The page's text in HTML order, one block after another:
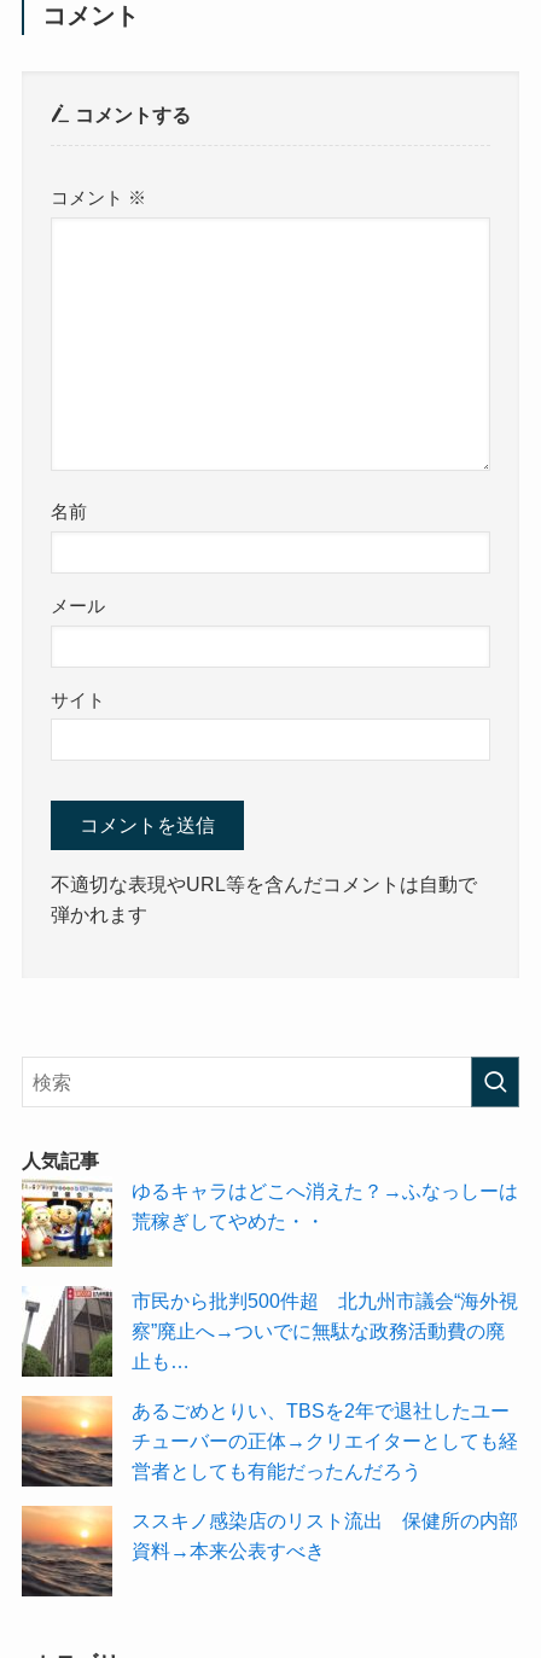
コメント
コメントする
コメント ※
名前
メール
サイト
不適切な表現やURL等を含んだコメントは自動で
弾かれます
人気記事
ゆるキャラはどこへ消えた？→ふなっしーは
荒稼ぎしてやめた・・
市民から批判500件超 北九州市議会“海外視
察”廃止へ→ついでに無駄な政務活動費の廃
止も…
あるごめとりい、TBSを2年で退社したユー
チューバーの正体→クリエイターとしても経
営者としても有能だったんだろう
ススキノ感染店のリスト流出 保健所の内部
資料→本来公表すべき